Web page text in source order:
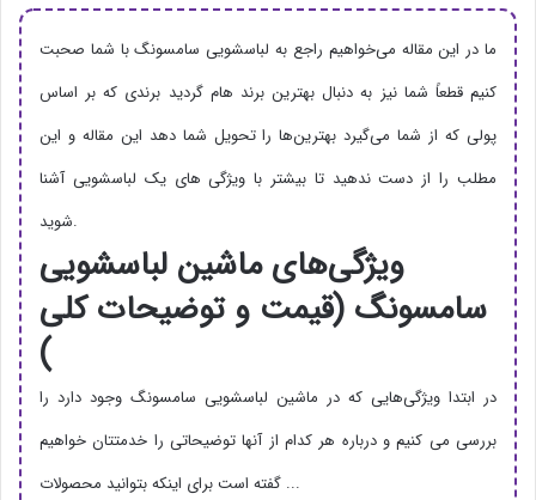
ما در این مقاله می‌خواهیم راجع به لباسشویی سامسونگ با شما صحبت
کنیم قطعاً شما نیز به دنبال بهترین برند هام گردید برندی که بر اساس
پولی که از شما می‌گیرد بهترین‌ها را تحویل شما دهد این مقاله و این
مطلب را از دست ندهید تا بیشتر با ویژگی های یک لباسشویی آشنا
شوید.
ویژگی‌های ماشین لباسشویی
سامسونگ (قیمت و توضیحات کلی
)
در ابتدا ویژگی‌هایی که در ماشین لباسشویی سامسونگ وجود دارد را
بررسی می کنیم و درباره هر کدام از آنها توضیحاتی را خدمتتان خواهیم
گفته است برای اینکه بتوانید محصولات ...